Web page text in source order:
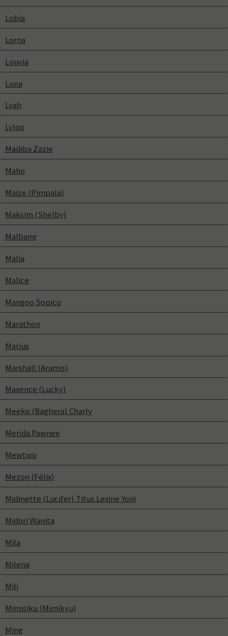
Lobia
Lorna
Louvia
Luna
Lyah
Lyloo
Madiba Zazie
Maho
Maize (Pimpala)
Maksim (Shelby)
Malbane
Malia
Malice
Mangoo Sopico
Marathon
Marius
Marshall (Aramis)
Maxence (Lucky)
Meeko (Baghera) Charly
Merida Pawnee
Mewtwo
Mezon (Félix)
Midinette (Lucifer) Titus Lexine Yoni
Midori Wanita
Mila
Milena
Mili
Mimisiku (Mimikyu)
Ming